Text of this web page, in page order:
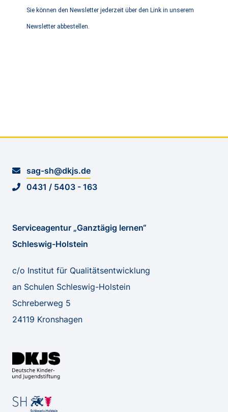
Sie können den Newsletter jederzeit über den Link in unserem
Newsletter abbestellen.
sag-sh@dkjs.de
0431 / 5403 - 163
Serviceagentur „Ganztägig lernen“
Schleswig-Holstein
c/o Institut für Qualitätsentwicklung
an Schulen Schleswig-Holstein
Schreberweg 5
24119 Kronshagen